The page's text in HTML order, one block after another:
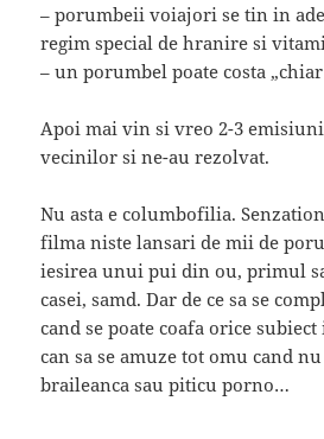
– porumbeii voiajori se tin in
regim special de hranire si
– un porumbel poate costa
Apoi mai vin si vreo 2-3
vecinilor si ne-au rezolvat.
Nu asta e columbofilia.
filma niste lansari de mii de
iesirea unui pui din ou, primul
casei, samd. Dar de ce sa se
cand se poate coafa orice
can sa se amuze tot omu cand
braileanca sau piticu porno…